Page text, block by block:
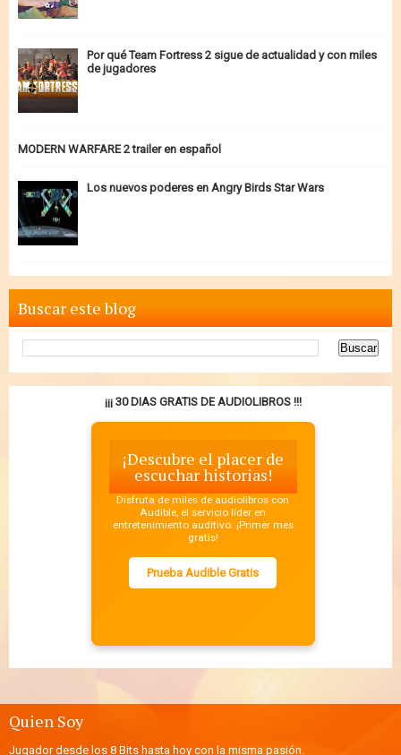
Por qué Team Fortress 2 sigue de actualidad y con miles
de jugadores
MODERN WARFARE 2 trailer en español
Los nuevos poderes en Angry Birds Star Wars
Buscar este blog
¡¡¡ 30 DIAS GRATIS DE AUDIOLIBROS !!!
¡Descubre el placer de
escuchar historias!
Disfruta de miles de audiolibros con
Audible, el servicio líder en
entretenimiento auditivo. ¡Primer mes
gratis!
Prueba Audible Gratis
Quien Soy
Jugador desde los 8 Bits hasta hoy con la misma pasión.